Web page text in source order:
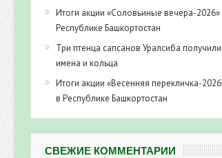
Итоги акции «Соловьиные вечера-2026»
Республике Башкортостан
Три птенца сапсанов Уралсиба получили
имена и кольца
Итоги акции «Весенняя перекличка-
в Республике Башкортостан
СВЕЖИЕ КОММЕНТАРИИ